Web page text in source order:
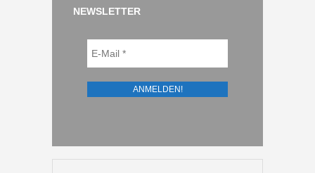
NEWSLETTER